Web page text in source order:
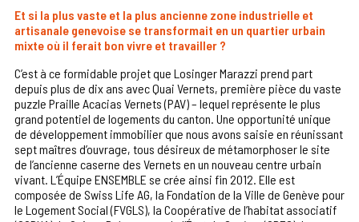
Et si la plus vaste et la plus ancienne zone industrielle et
artisanale genevoise se transformait en un quartier urbain
mixte où il ferait bon vivre et travailler ?
C’est à ce formidable projet que Losinger Marazzi prend part
depuis plus de dix ans avec Quai Vernets, première pièce du vaste
puzzle Praille Acacias Vernets (PAV) – lequel représente le plus
grand potentiel de logements du canton. Une opportunité unique
de développement immobilier que nous avons saisie en réunissant
sept maîtres d’ouvrage, tous désireux de métamorphoser le site
de l’ancienne caserne des Vernets en un nouveau centre urbain
vivant. L’Équipe ENSEMBLE se crée ainsi fin 2012. Elle est
composée de Swiss Life AG, la Fondation de la Ville de Genève pour
le Logement Social (FVGLS), la Coopérative de l’habitat associatif